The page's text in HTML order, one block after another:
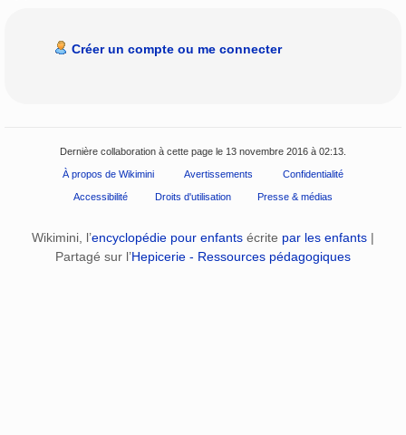
Créer un compte ou me connecter
Dernière collaboration à cette page le 13 novembre 2016 à 02:13.
À propos de Wikimini Avertissements Confidentialité
Accessibilité Droits d'utilisation Presse & médias
Wikimini, l’encyclopédie pour enfants écrite par les enfants |
Partagé sur l’Hepicerie - Ressources pédagogiques